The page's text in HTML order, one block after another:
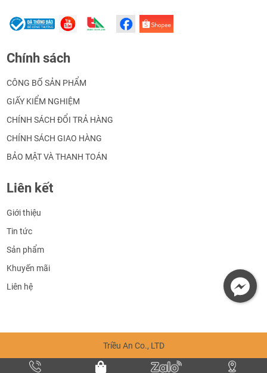
Chính sách
CÔNG BỐ SẢN PHẨM
GIẤY KIỂM NGHIỆM
CHÍNH SÁCH ĐỔI TRẢ HÀNG
CHÍNH SÁCH GIAO HÀNG
BẢO MẬT VÀ THANH TOÁN
Liên kết
Giới thiệu
Tin tức
Sản phẩm
Khuyến mãi
Liên hệ
Triều An Co., LTD